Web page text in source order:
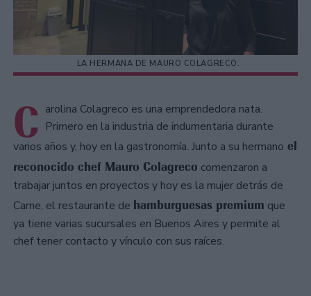
LA HERMANA DE MAURO COLAGRECO.
C arolina Colagreco es una emprendedora nata.
Primero en la industria de indumentaria durante
varios años y, hoy en la gastronomía. Junto a su hermano el
reconocido chef Mauro Colagreco comenzaron a
trabajar juntos en proyectos y hoy es la mujer detrás de
Carne, el restaurante de hamburguesas premium que
ya tiene varias sucursales en Buenos Aires y permite al
chef tener contacto y vínculo con sus raíces.